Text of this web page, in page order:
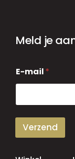
Meld je
-
m
i
E-mail *
Verzend